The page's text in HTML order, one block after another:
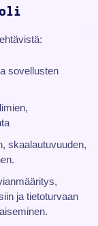
sovellusten
skaalautuvuuden,
ja tietoturvaan